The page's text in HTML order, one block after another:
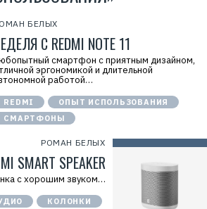
БЕЛЫХ
С REDMI NOTE 11
смартфон с приятным дизайном,
эргономикой и длительной
работой…
REDMI
ОПЫТ ИСПОЛЬЗОВАНИЯ
СМАРТФОНЫ
РОМАН БЕЛЫХ
SMART SPEAKER
с хорошим звуком…
КОЛОНКИ